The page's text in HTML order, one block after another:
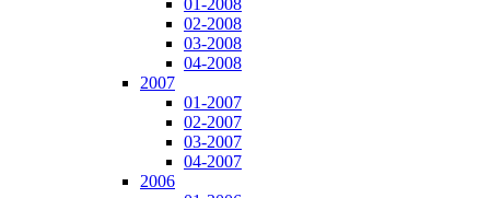
01-2008
02-2008
03-2008
04-2008
2007
01-2007
02-2007
03-2007
04-2007
2006